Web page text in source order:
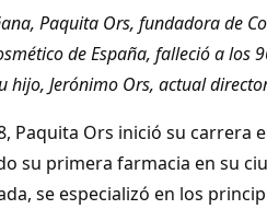
Paquita Ors, fundadora de
de España, falleció a los
hijo, Jerónimo Ors, actual
Paquita Ors inició su carrera
su primera farmacia en su
se especializó en los